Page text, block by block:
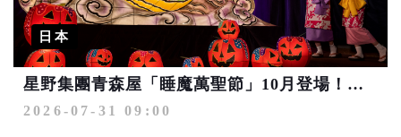
日本
星野集團青森屋「睡魔萬聖節」10月登場！巨型南瓜「跳人」睡魔超吸睛
2026-07-31 09:00